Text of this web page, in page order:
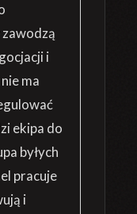
i
ma
ekipa do
byłych
pracuje
i